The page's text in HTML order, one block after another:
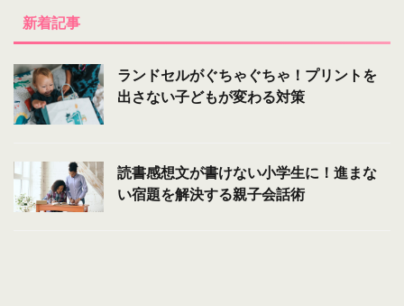
新着記事
ランドセルがぐちゃぐちゃ！プリントを
出さない子どもが変わる対策
読書感想文が書けない小学生に！進まな
い宿題を解決する親子会話術